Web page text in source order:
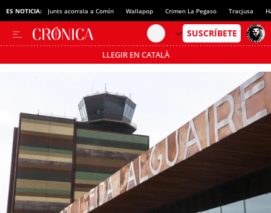
ES NOTICIA: Junts acorrala a Comín Wallapop Crimen La Pegaso Tracjusa
LLEGIR EN CATALÀ
Pásate al MODO AHORRO